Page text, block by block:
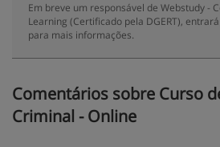
Em breve um responsável de Webstudy -
Learning (Certificado pela DGERT),
para mais informações.
Comentários sobre Curso
Criminal - Online